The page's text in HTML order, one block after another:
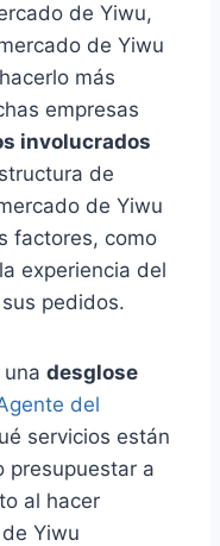
de Yiwu,
de Yiwu
más
empresas
involucrados
de
de Yiwu
factores, como
experiencia del
pedidos.
desglose
del
servicios están
presupuestar a
al hacer
Yiwu